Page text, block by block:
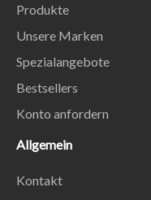
Produkte
Unsere Marken
Spezialangebote
Bestsellers
Konto anfordern
Allgemein
Kontakt